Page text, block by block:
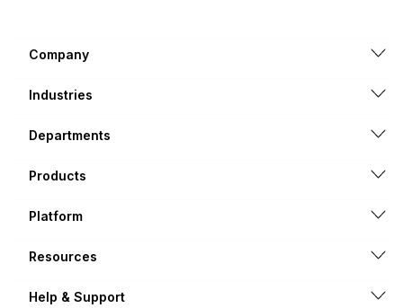
Company
Industries
Departments
Products
Platform
Resources
Help & Support